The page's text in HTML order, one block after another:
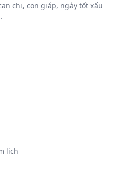
chi, con giáp, ngày tốt xấu
lịch